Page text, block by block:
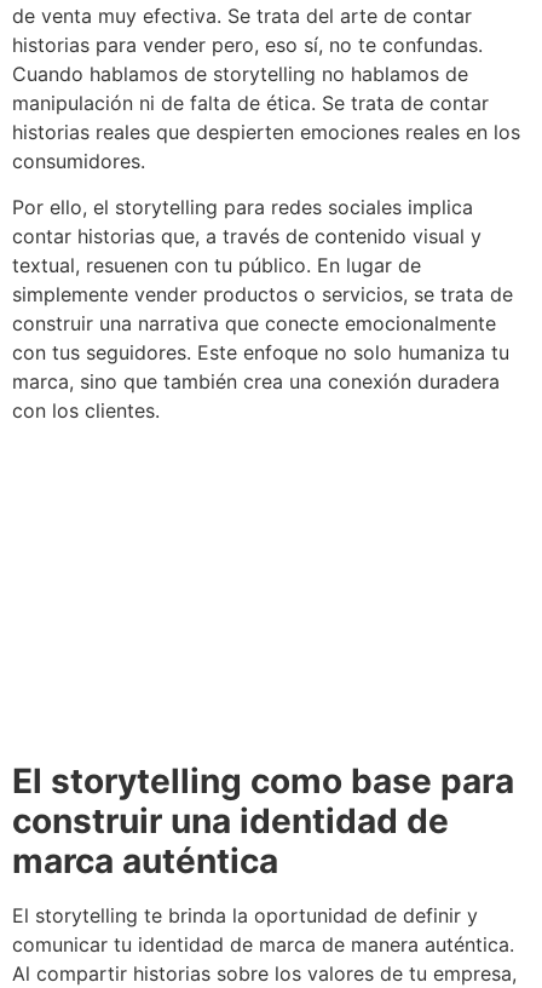
de venta muy efectiva. Se trata del arte de contar
historias para vender pero, eso sí, no te confundas.
Cuando hablamos de storytelling no hablamos de
manipulación ni de falta de ética. Se trata de contar
historias reales que despierten emociones reales en los
consumidores.
Por ello, el storytelling para redes sociales implica
contar historias que, a través de contenido visual y
textual, resuenen con tu público. En lugar de
simplemente vender productos o servicios, se trata de
construir una narrativa que conecte emocionalmente
con tus seguidores. Este enfoque no solo humaniza tu
marca, sino que también crea una conexión duradera
con los clientes.
El storytelling como base para
construir una identidad de
marca auténtica
El storytelling te brinda la oportunidad de definir y
comunicar tu identidad de marca de manera auténtica.
Al compartir historias sobre los valores de tu empresa,